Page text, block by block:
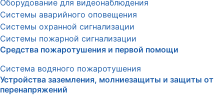
Оборудование для видеонаблюдения
Системы аварийного оповещения
Системы охранной сигнализации
Системы пожарной сигнализации
Средства пожаротушения и первой помощи
Система водяного пожаротушения
Устройства заземления, молниезащиты и защиты от
перенапряжений